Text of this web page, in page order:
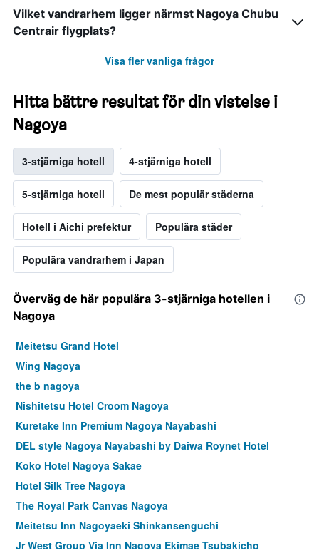
Vilket vandrarhem ligger närmst Nagoya Chubu
Centrair flygplats?
Visa fler vanliga frågor
Hitta bättre resultat för din vistelse i
Nagoya
3-stjärniga hotell 4-stjärniga hotell
5-stjärniga hotell De mest populär städerna
Hotell i Aichi prefektur Populära städer
Populära vandrarhem i Japan
Överväg de här populära 3-stjärniga hotellen i
Nagoya
Meitetsu Grand Hotel
Wing Nagoya
the b nagoya
Nishitetsu Hotel Croom Nagoya
Kuretake Inn Premium Nagoya Nayabashi
DEL style Nagoya Nayabashi by Daiwa Roynet Hotel
Koko Hotel Nagoya Sakae
Hotel Silk Tree Nagoya
The Royal Park Canvas Nagoya
Meitetsu Inn Nagoyaeki Shinkansenguchi
Jr West Group Via Inn Nagoya Ekimae Tsubakicho